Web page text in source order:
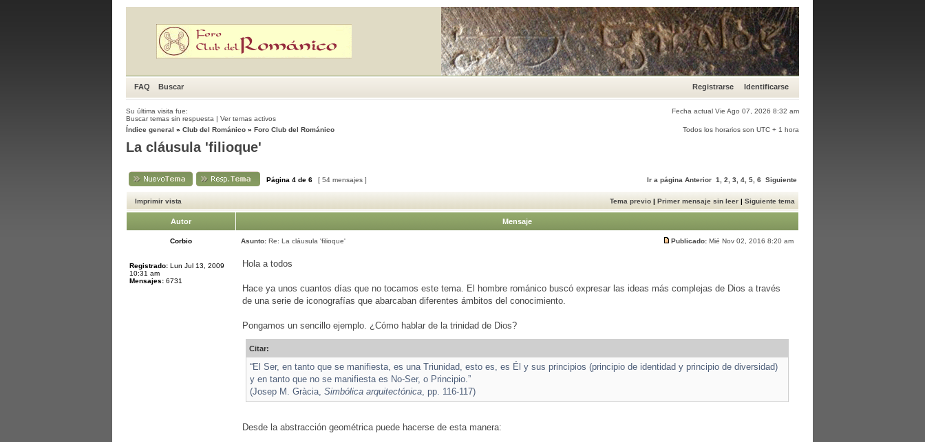
FAQ Buscar Registrarse Identificarse
Su última visita fue:
Fecha actual Vie Ago 07, 2026 8:32 am
Buscar temas sin respuesta | Ver temas activos
Índice general » Club del Románico » Foro Club del Románico Todos los horarios son UTC + 1 hora
La cláusula 'filioque'
Página 4 de 6 [ 54 mensajes ] Ir a página Anterior 1 2 3 4 5 6 Siguiente
Imprimir vista Tema previo | Primer mensaje sin leer | Siguiente tema
Autor Mensaje
Corbio Asunto: Re: La cláusula 'filioque' Publicado: Mié Nov 02, 2016 8:20 am
Registrado: Lun Jul 13, 2009
10:31 am
Mensajes: 6731
Hola a todos
Hace ya unos cuantos días que no tocamos este tema. El hombre románico buscó expresar las ideas más complejas de Dios a través
de una serie de iconografías que abarcaban diferentes ámbitos del conocimiento.
Pongamos un sencillo ejemplo. ¿Cómo hablar de la trinidad de Dios?
Citar:
“El Ser, en tanto que se manifiesta, es una Triunidad, esto es, es Él y sus principios (principio de identidad y principio de diversidad)
y en tanto que no se manifiesta es No-Ser, o Principio.”
(Josep M. Gràcia, Simbólica arquitectónica, pp. 116-117)
Desde la abstracción geométrica puede hacerse de esta manera: